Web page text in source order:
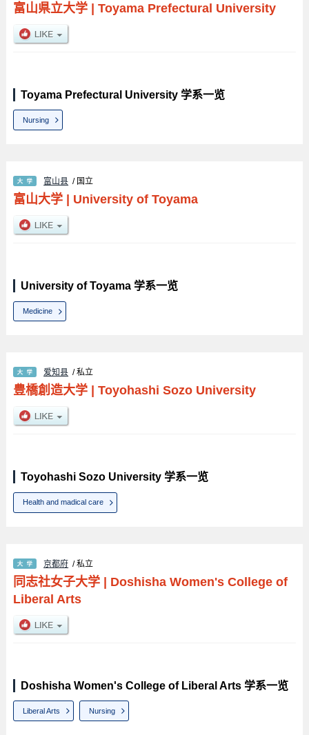
富山県立大学| Toyama Prefectural University
Toyama Prefectural University 学系一览
Nursing
富山县 / 国立
富山大学| University of Toyama
University of Toyama 学系一览
Medicine
爱知县 / 私立
豊橋創造大学| Toyohashi Sozo University
Toyohashi Sozo University 学系一览
Health and madical care
京都府 / 私立
同志社女子大学| Doshisha Women's College of
Liberal Arts
Doshisha Women's College of Liberal Arts 学系一览
Liberal Arts Nursing